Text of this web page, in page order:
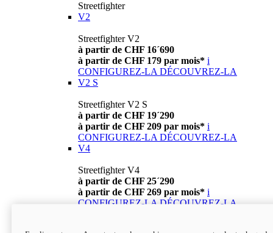
Streetfighter
V2
Streetfighter V2
à partir de CHF 16´690
à partir de CHF 179 par mois* i
CONFIGUREZ-LA DÉCOUVREZ-LA
V2 S
Streetfighter V2 S
à partir de CHF 19´290
à partir de CHF 209 par mois* i
CONFIGUREZ-LA DÉCOUVREZ-LA
V4
Streetfighter V4
à partir de CHF 25´290
à partir de CHF 269 par mois* i
CONFIGUREZ-LA DÉCOUVREZ-LA